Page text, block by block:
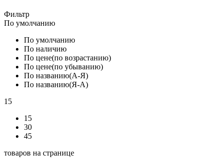
Фильтр
По умолчанию
По умолчанию
По наличию
По цене(по возрастанию)
По цене(по убыванию)
По названию(А-Я)
По названию(Я-А)
15
15
30
45
товаров на странице